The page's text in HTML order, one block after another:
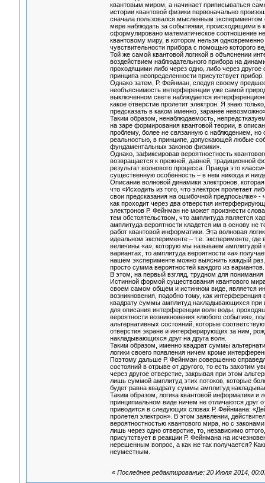
квантовым миром, а начинает приписываться
истории квантовой физики первоначально
сначала пользовался мысленным экспериментом
мере наблюдать за событиями, происходящими в
сформулировано математическое соотношение
квантовому миру, в котором нельзя
чувствительности прибора с помощью которого
Той же самой квантовой логикой в объяснении
воздействием наблюдательного прибора на
проходящими либо через одно, либо через другое
принципа неопределенности присутствует
Однако затем, Р. Фейнман, следуя своему
необъяснимость интерференции уже самой
выключенном свете наблюдается
какое отверстие пролетит электрон. Я знаю
предсказать в каком именно, заранее
Таким образом, ненаблюдаемость,
на заре формирования квантовой теории, в
проблему, более не связанную с наблюдением,
реальностью, в принципе, допускающей любые
фундаментальных законов физики».
Однако, зафиксировав вероятностность
возвращается к прежней, давней, традиционной
результат волнового процесса. Правда это
существенную особенность – в нем никогда и
Описание волновой динамики электронов,
что «Исходить из того, что электрон пролетает
свои предсказания на ошибочной предпосылке» -
как проходит через два отверстия
электронов Р. Фейнман не может произнести
тем обстоятельством, что амплитуда является
амплитуда вероятности кладется им в основу не
работ квантовой информатики. Эта волновая
идеальном эксперименте – т.е. эксперименте, где
величины «а», которую мы называем амплитудой
вариантах, то амплитуда вероятности «а»
нашем эксперименте можно выяснить каждый
просто сумма вероятностей каждого из
В этом, на первый взгляд, трудном для
Истинной формой существования квантового
своем самом общем и истинном виде, является
возникновения, подобно тому, как
квадрату суммы амплитуд накладывающихся при
для описания интерференции волн воды,
вероятности возникновения «любого события»,
альтернативных состояний, которые
отверстия экране и интерферирующих за ним,
накладывающихся друг на друга волн.
Таким образом, именно квадрат суммы
логики своего появления ничем кроме
Поэтому дальше Р. Фейнман совершенно
состояний в отрыве от другого, то есть захотим
через другое отверстие, закрывая при этом
лишь суммой амплитуд этих потоков, которые
будет равна квадрату суммы амплитуд
Таким образом, логика квантовой информатики
принципиальном виде ничем не отличаются друг
приводится в следующих словах Р. Фейнмана:
пролетел электрон». В этом заявлении,
вероятностностью квантового мира, но с
лишь через одно отверстие, то, независимо
присутствует в реакции Р. Фейнмана на
нерешенным вопрос, а как же так получается?
неуместным.
« Последнее редактирование: 20 Июля 2014,